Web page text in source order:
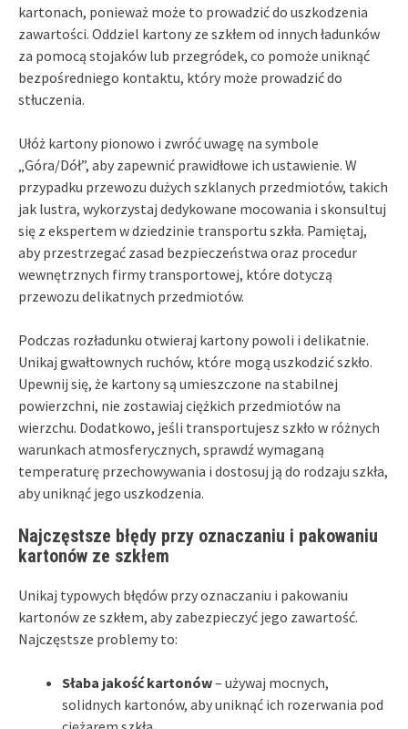
kartonach, ponieważ może to prowadzić do uszkodzenia
zawartości. Oddziel kartony ze szkłem od innych ładunków
za pomocą stojaków lub przegródek, co pomoże uniknąć
bezpośredniego kontaktu, który może prowadzić do
stłuczenia.
Ułóż kartony pionowo i zwróć uwagę na symbole
„Góra/Dół”, aby zapewnić prawidłowe ich ustawienie. W
przypadku przewozu dużych szklanych przedmiotów, takich
jak lustra, wykorzystaj dedykowane mocowania i skonsultuj
się z ekspertem w dziedzinie transportu szkła. Pamiętaj,
aby przestrzegać zasad bezpieczeństwa oraz procedur
wewnętrznych firmy transportowej, które dotyczą
przewozu delikatnych przedmiotów.
Podczas rozładunku otwieraj kartony powoli i delikatnie.
Unikaj gwałtownych ruchów, które mogą uszkodzić szkło.
Upewnij się, że kartony są umieszczone na stabilnej
powierzchni, nie zostawiaj ciężkich przedmiotów na
wierzchu. Dodatkowo, jeśli transportujesz szkło w różnych
warunkach atmosferycznych, sprawdź wymaganą
temperaturę przechowywania i dostosuj ją do rodzaju szkła,
aby uniknąć jego uszkodzenia.
Najczęstsze błędy przy oznaczaniu i pakowaniu
kartonów ze szkłem
Unikaj typowych błędów przy oznaczaniu i pakowaniu
kartonów ze szkłem, aby zabezpieczyć jego zawartość.
Najczęstsze problemy to:
Słaba jakość kartonów– używaj mocnych,
solidnych kartonów, aby uniknąć ich rozerwania pod